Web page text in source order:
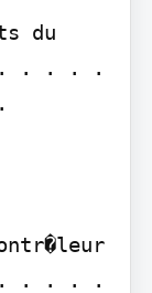
du
. . . . .
. . . .